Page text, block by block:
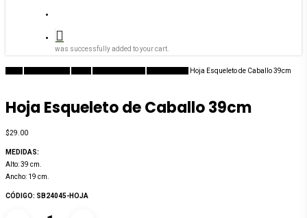
was successfully added to your cart.
Hoja Esqueleto de Caballo 39cm
Hoja Esqueleto de Caballo 39cm
$29.00
MEDIDAS:
Alto: 39 cm.
Ancho: 19 cm.
CÓDIGO: SB24045-HOJA